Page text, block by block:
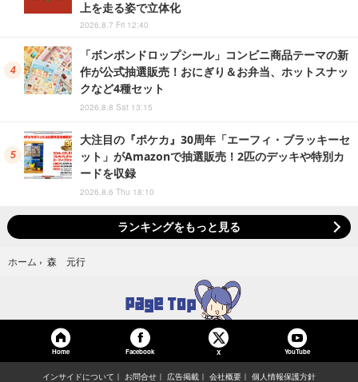
上を走る姿で立体化
2026.8.7 Fri 12:40
「ボンボンドロップシール」コンビニ商品テーマの新
作が公式抽選販売！おにぎり＆お弁当、ホットスナッ
クなど4種セット
2026.8.8 Sat 13:15
大注目の『ポケカ』30周年「エーフィ・ブラッキーセ
ット」がAmazonで抽選販売！2匹のデッキや特別カ
ードを収録
2026.8.6 Thu 18:10
ランキングをもっと見る
ホーム › 森 元行
Home Facebook X YouTube
インサイドについて お問合せ 広告掲載 会社概要 個人情報保護方針